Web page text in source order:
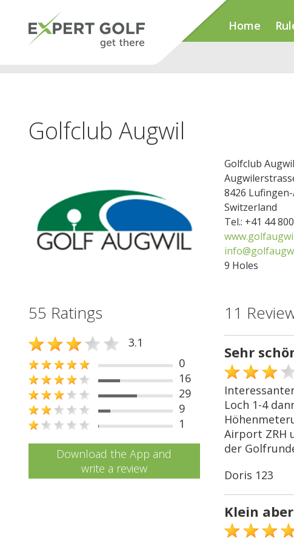
Home
Golfclub Augwil
Golfclub Augwil
8426
Switzerland
Tel.: +41 44
9 Holes
55 Ratings
3.1
0
16
29
9
1
Download the App and
write a review
11
Sehr
Loch 1-4
Airport ZRH
der
Doris 123
Klein